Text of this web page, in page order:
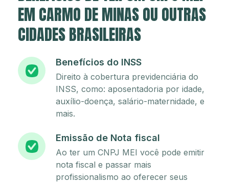
EM CARMO DE MINAS OU OUTRAS
CIDADES BRASILEIRAS
Benefícios do INSS
Direito à cobertura previdenciária do
INSS, como: aposentadoria por idade,
auxílio-doença, salário-maternidade, e
mais.
Emissão de Nota fiscal
Ao ter um CNPJ MEI você pode emitir
nota fiscal e passar mais
profissionalismo ao oferecer seus